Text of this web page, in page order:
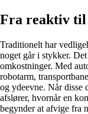
Fra reaktiv til
Traditionelt har
noget går i stykker.
omkostninger. Med
robotarm,
og ydeevne. Når disse
afslører, hvornår en
begynder at afvige fra